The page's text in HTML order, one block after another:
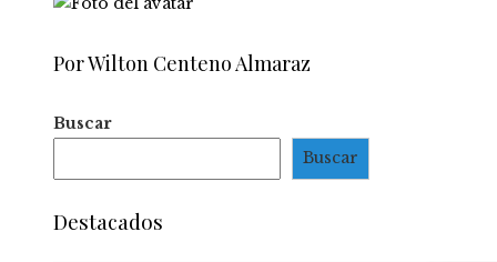
Por Wilton Centeno Almaraz
Buscar
Buscar
Destacados